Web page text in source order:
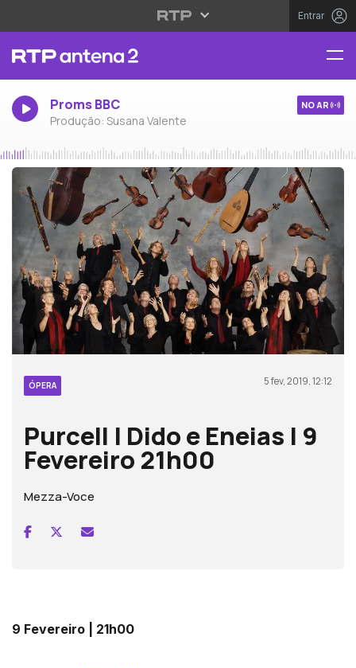
Entrar
Proms BBC
Produção: Susana Valente
NO AR
ÓPERA 5 fev, 2019, 12:12
Purcell | Dido e Eneias | 9
Fevereiro 21h00
Mezza-Voce
9 Fevereiro | 21h00